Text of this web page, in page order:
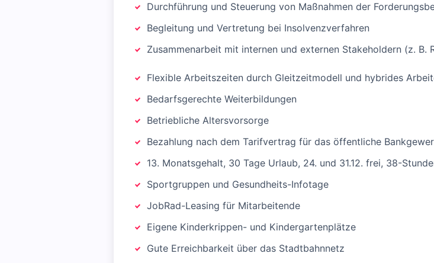
Durchführung und Steuerung von Maßnahmen der
Begleitung und Vertretung bei Insolvenzverfahren
Zusammenarbeit mit internen und externen Stakeholdern (z. B.
Flexible Arbeitszeiten durch Gleitzeitmodell und hybrides
Bedarfsgerechte Weiterbildungen
Betriebliche Altersvorsorge
Bezahlung nach dem Tarifvertrag für das öffentliche
13. Monatsgehalt, 30 Tage Urlaub, 24. und 31.12. frei, 38-
Sportgruppen und Gesundheits-Infotage
JobRad-Leasing für Mitarbeitende
Eigene Kinderkrippen- und Kindergartenplätze
Gute Erreichbarkeit über das Stadtbahnnetz